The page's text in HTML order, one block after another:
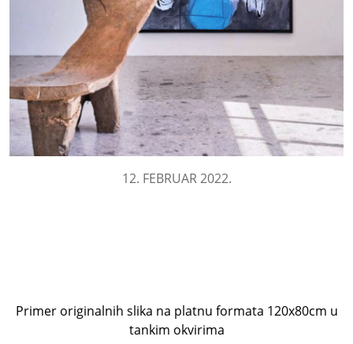
12. FEBRUAR 2022.
Primer originalnih slika na platnu formata 120x80cm u
tankim okvirima